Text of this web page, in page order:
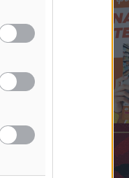
Τοπικές
την
Τοπικές